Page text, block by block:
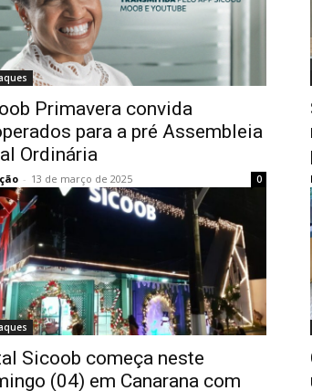
Primavera convida
para a pré Assembleia
Ordinária
- 13 de março de 2025 0
Sicoob começa neste
(04) em Canarana com